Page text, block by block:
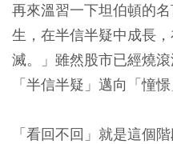
再來溫習一下坦伯頓的
生，在半信半疑中成長
滅。」雖然股市已經燒
「半信半疑」邁向「憧
「看回不回」就是這個